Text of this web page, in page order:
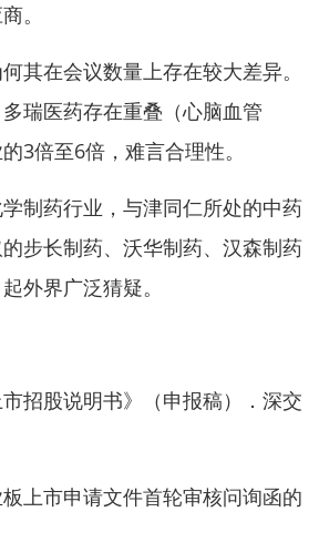
。
在会议数量上存在较大差异。
瑞医药存在重叠（心脑血管
3倍至6倍，难言合理性。
制药行业，与津同仁所处的中药
步长制药、沃华制药、汉森制药
外界广泛猜疑。
股说明书》（申报稿）．深交
市申请文件首轮审核问询函的